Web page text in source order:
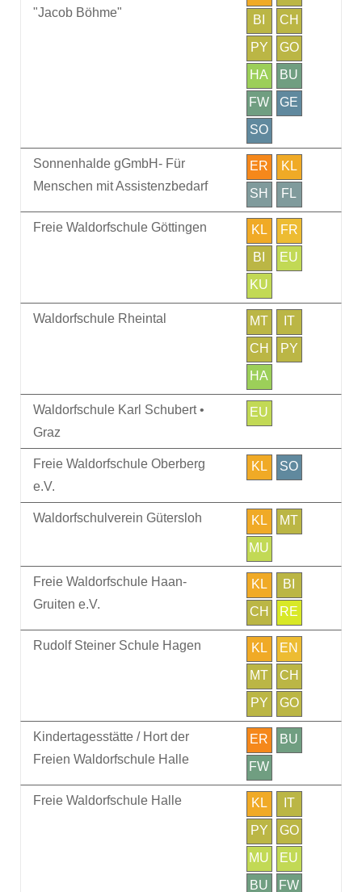
"Jacob Böhme"
BI
CH
PY
GO
HA
BU
FW
GE
SO
Sonnenhalde gGmbH- Für
Menschen mit Assistenzbedarf
ER
KL
SH
FL
Freie Waldorfschule Göttingen KL
FR
BI
EU
KU
Waldorfschule Rheintal MT
IT
CH
PY
HA
Waldorfschule Karl Schubert •
Graz
EU
Freie Waldorfschule Oberberg
e.V.
KL SO
Waldorfschulverein Gütersloh KL
MT
MU
Freie Waldorfschule Haan-
Gruiten e.V.
KL
BI
CH
RE
Rudolf Steiner Schule Hagen KL
EN
MT
CH
PY
GO
Kindertagesstätte / Hort der
Freien Waldorfschule Halle
ER
BU
FW
Freie Waldorfschule Halle KL
IT
PY
GO
MU
EU
BU
FW